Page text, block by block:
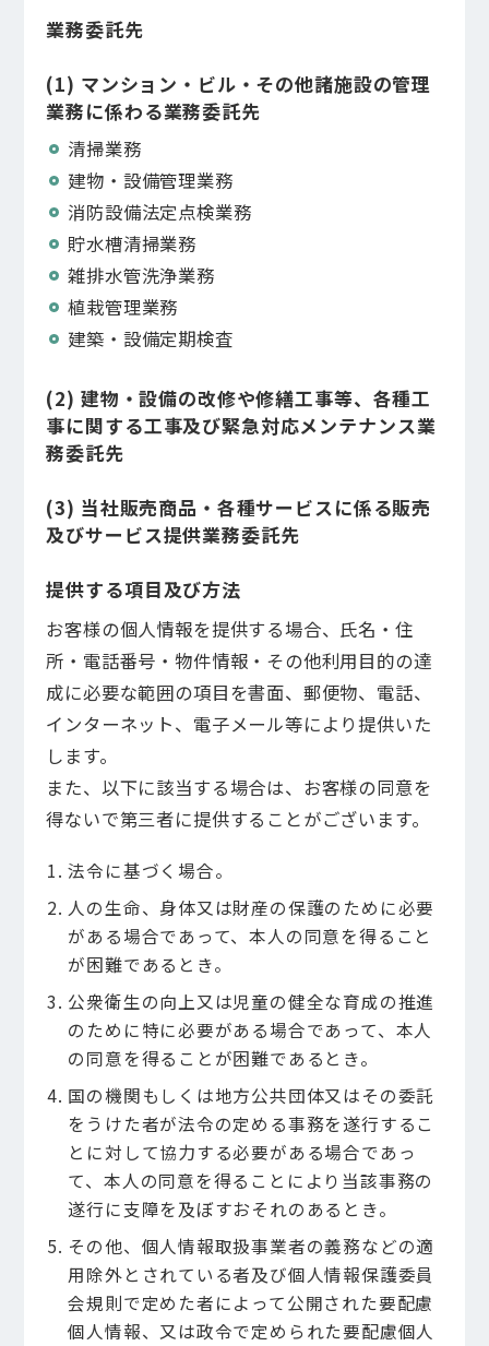
業務委託先
(1) マンション・ビル・その他諸施設の管理
業務に係わる業務委託先
清掃業務
建物・設備管理業務
消防設備法定点検業務
貯水槽清掃業務
雑排水管洗浄業務
植栽管理業務
建築・設備定期検査
(2) 建物・設備の改修や修繕工事等、各種工
事に関する工事及び緊急対応メンテナンス業
務委託先
(3) 当社販売商品・各種サービスに係る販売
及びサービス提供業務委託先
提供する項目及び方法
お客様の個人情報を提供する場合、氏名・住
所・電話番号・物件情報・その他利用目的の達
成に必要な範囲の項目を書面、郵便物、電話、
インターネット、電子メール等により提供いた
します。
また、以下に該当する場合は、お客様の同意を
得ないで第三者に提供することがございます。
法令に基づく場合。
人の生命、身体又は財産の保護のために必要
がある場合であって、本人の同意を得ること
が困難であるとき。
公衆衛生の向上又は児童の健全な育成の推進
のために特に必要がある場合であって、本人
の同意を得ることが困難であるとき。
国の機関もしくは地方公共団体又はその委託
をうけた者が法令の定める事務を遂行するこ
とに対して協力する必要がある場合であっ
て、本人の同意を得ることにより当該事務の
遂行に支障を及ぼすおそれのあるとき。
その他、個人情報取扱事業者の義務などの適
用除外とされている者及び個人情報保護委員
会規則で定めた者によって公開された要配慮
個人情報、又は政令で定められた要配慮個人